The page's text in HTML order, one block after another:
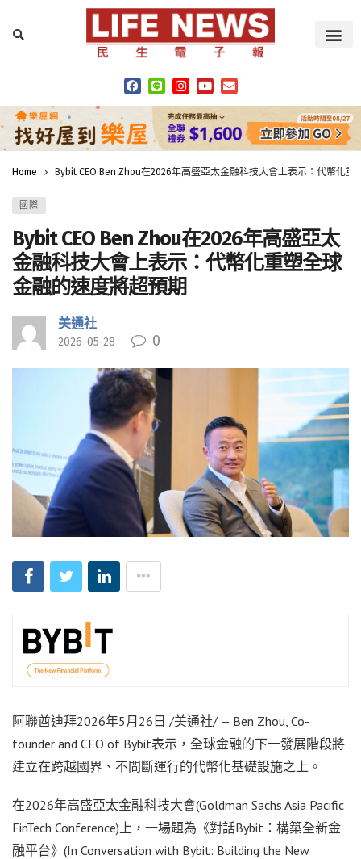
Home Bybit CEO Ben Zhou在2026年高盛亞太金融科技大會上表示：代幣化重
國際
Bybit CEO Ben Zhou在2026年高盛亞太
金融科技大會上表示：代幣化重塑全球
金融的速度將超預期
美通社
2026-05-28 0
阿聯酋迪拜2026年5月26日 /美通社/ — Ben Zhou, Co-
founder and CEO of Bybit表示，全球金融的下一發展階段將
建立在跨越國界、不間斷運行的代幣化基礎設施之上。
在2026年高盛亞太金融科技大會(Goldman Sachs Asia Pacific
FinTech Conference)上，一場題為《對話Bybit：構築全新金
融平台》(In Conversation with Bybit: Building the New